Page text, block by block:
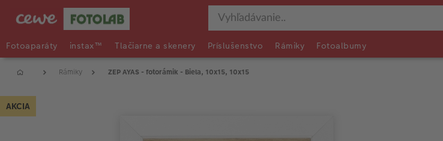
Fotoaparáty instax™ Tlačiarne a skenery Príslušenstvo Rámiky Fotoalbumy
Rámiky ZEP AYAS - fotorámik - Biela, 10x15, 10x15
AKCIA